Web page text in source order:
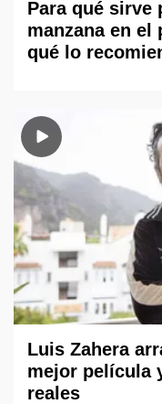
Para qué sirve
manzana en el
qué lo
Luis Zahera
mejor película
reales